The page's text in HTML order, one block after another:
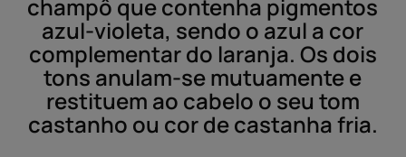
champô que contenha pigmentos
azul-violeta, sendo o azul a cor
complementar do laranja. Os dois
tons anulam-se mutuamente e
restituem ao cabelo o seu tom
castanho ou cor de castanha fria.